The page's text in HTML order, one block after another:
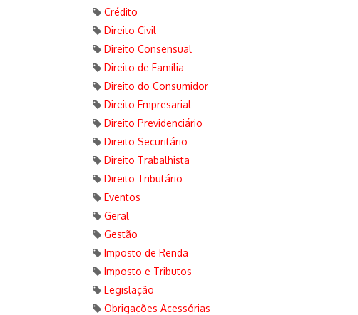
Crédito
Direito Civil
Direito Consensual
Direito de Família
Direito do Consumidor
Direito Empresarial
Direito Previdenciário
Direito Securitário
Direito Trabalhista
Direito Tributário
Eventos
Geral
Gestão
Imposto de Renda
Imposto e Tributos
Legislação
Obrigações Acessórias